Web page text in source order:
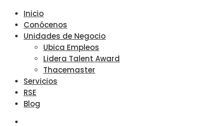
Inicio
Conócenos
Unidades de Negocio
Ubica Empleos
Lidera Talent Award
Thacemaster
Servicios
RSE
Blog